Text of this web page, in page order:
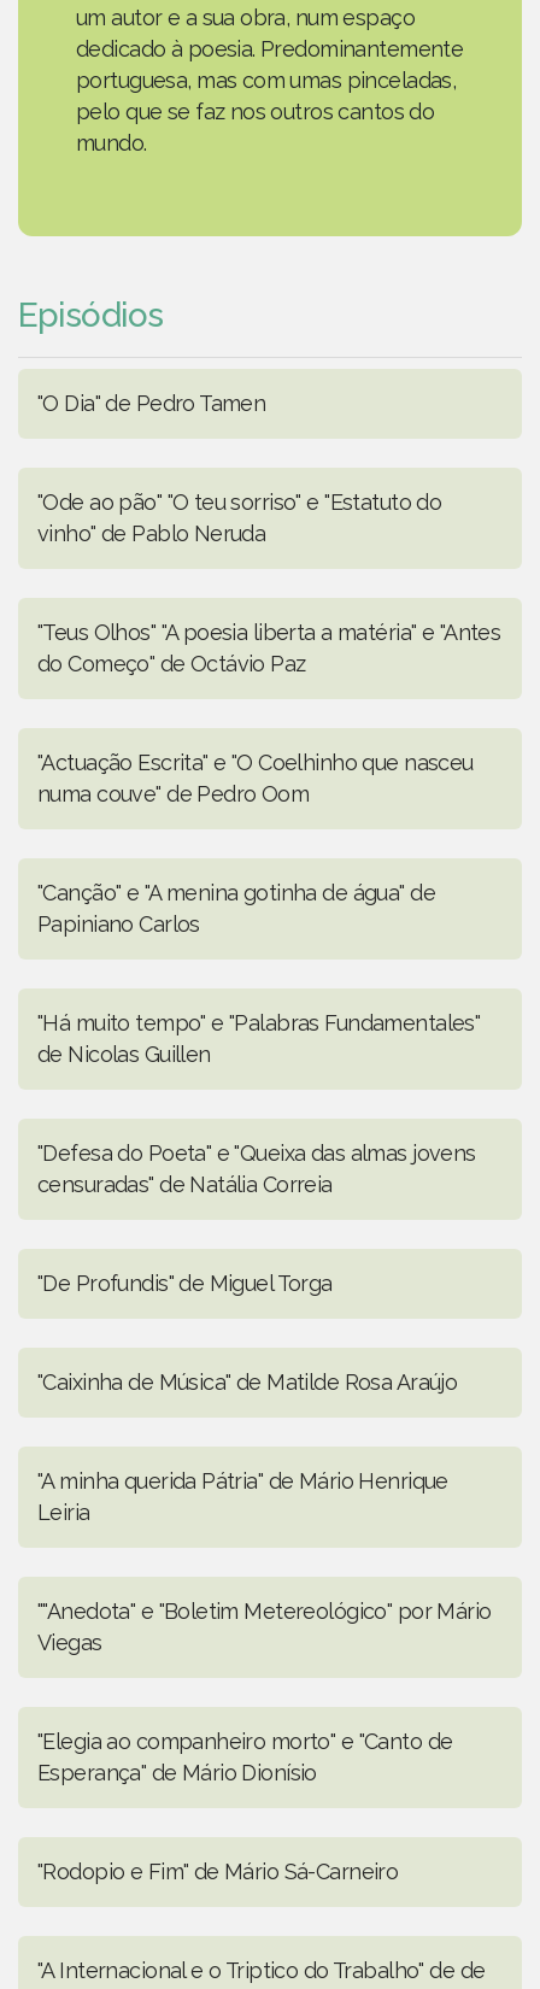
um autor e a sua obra, num espaço
dedicado à poesia. Predominantemente
portuguesa, mas com umas pinceladas,
pelo que se faz nos outros cantos do
mundo.
Episódios
"O Dia" de Pedro Tamen
"Ode ao pão" "O teu sorriso" e "Estatuto do
vinho" de Pablo Neruda
"Teus Olhos" "A poesia liberta a matéria" e "Antes
do Começo" de Octávio Paz
"Actuação Escrita" e "O Coelhinho que nasceu
numa couve" de Pedro Oom
"Canção" e "A menina gotinha de água" de
Papiniano Carlos
"Há muito tempo" e "Palabras Fundamentales"
de Nicolas Guillen
"Defesa do Poeta" e "Queixa das almas jovens
censuradas" de Natália Correia
"De Profundis" de Miguel Torga
"Caixinha de Música" de Matilde Rosa Araújo
"A minha querida Pátria" de Mário Henrique
Leiria
""Anedota" e "Boletim Metereológico" por Mário
Viegas
"Elegia ao companheiro morto" e "Canto de
Esperança" de Mário Dionísio
"Rodopio e Fim" de Mário Sá-Carneiro
"A Internacional e o Triptico do Trabalho" de de